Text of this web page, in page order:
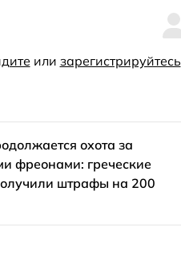
или зарегистрируйтесь
охота за
фреонами: греческие
штрафы на 200